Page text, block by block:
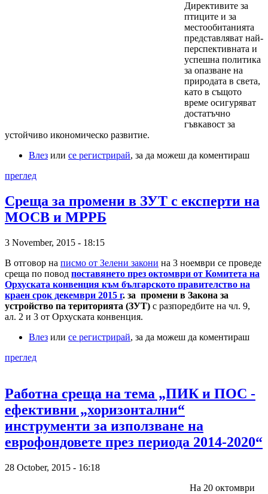
Директивите за
птиците и за
местообитанията
представляват най-
перспективната и
успешна политика
за опазване на
природата в света,
като в същото
време осигуряват
достатъчно
гъвкавост за
устойчиво икономическо развитие.
Влез или се регистрирай, за да можеш да коментираш
преглед
Среща за промени в ЗУТ с експерти на
МОСВ и МРРБ
3 November, 2015 - 18:15
В отговор на писмо от Зелени закони на 3 ноември се проведе
среща по повод поставянето през октомври от Комитета на
Орхуската конвенция към българското правителство на
краен срок декември 2015 г. за промени в Закона за
устройство па територията (ЗУТ) с разпоредбите на чл. 9,
ал. 2 и 3 от Орхуската конвенция.
Влез или се регистрирай, за да можеш да коментираш
преглед
Работна среща на тема „ПИК и ПОС -
ефективни „хоризонтални“
инструменти за използване на
еврофондовете през периода 2014-2020“
28 October, 2015 - 16:18
На 20 октомври